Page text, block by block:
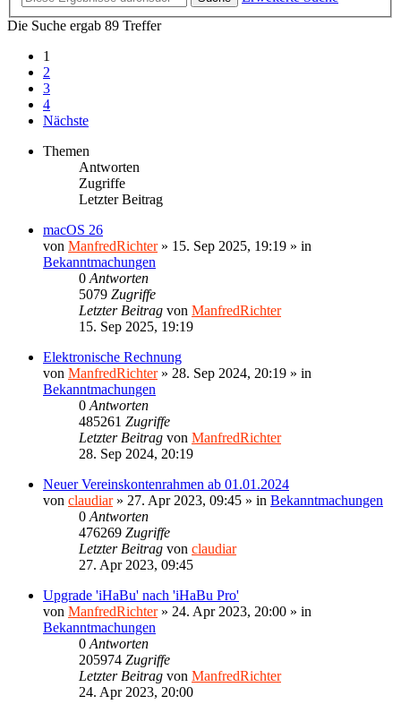
Die Suche ergab 89 Treffer
1
2
3
4
Nächste
Themen
Antworten
Zugriffe
Letzter Beitrag
macOS 26
von ManfredRichter» 15. Sep 2025, 19:19 » in
Bekanntmachungen
0 Antworten
5079 Zugriffe
Letzter Beitrag von ManfredRichter
15. Sep 2025, 19:19
Elektronische Rechnung
von ManfredRichter» 28. Sep 2024, 20:19 » in
Bekanntmachungen
0 Antworten
485261 Zugriffe
Letzter Beitrag von ManfredRichter
28. Sep 2024, 20:19
Neuer Vereinskontenrahmen ab 01.01.2024
von claudiar» 27. Apr 2023, 09:45 » in Bekanntmachungen
0 Antworten
476269 Zugriffe
Letzter Beitrag von claudiar
27. Apr 2023, 09:45
Upgrade 'iHaBu' nach 'iHaBu Pro'
von ManfredRichter» 24. Apr 2023, 20:00 » in
Bekanntmachungen
0 Antworten
205974 Zugriffe
Letzter Beitrag von ManfredRichter
24. Apr 2023, 20:00